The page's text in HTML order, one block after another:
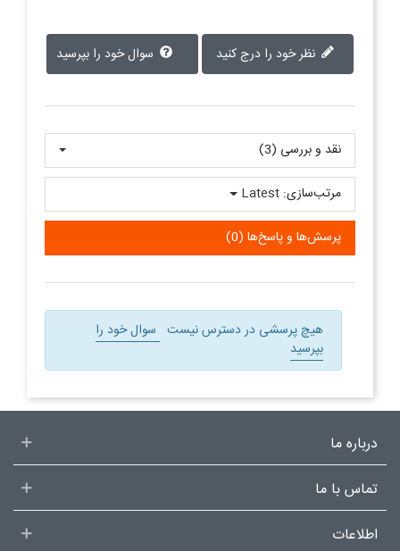
سوال خود را بپرسید
نقد و بررسی‌‌ (3)
پرسش‌ها و پاسخ‌ها (0)
مرتب‌سازی: Latest
هیچ پرسشی در دسترس نیست سوال خود را
بپرسید
درباره ما
تماس با ما
اطلاعات